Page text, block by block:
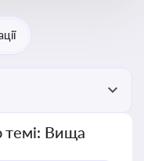
темі: Вища